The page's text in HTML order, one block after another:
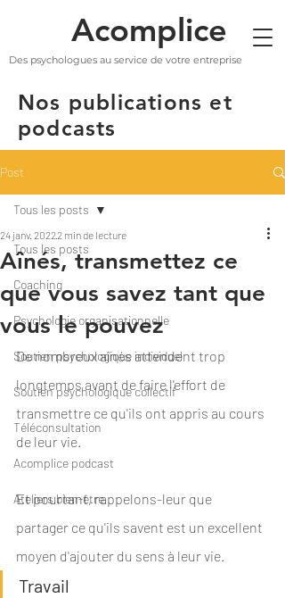
Acomplice
Des psychologues au service de votre entreprise
Nos publications et
podcasts
Post
Tous les posts
Coaching
Psychologie organisationnelle
Soutien psychologique individuel
Soutien psychologique collectif
Téléconsultation
Acomplice podcast
Ateliers bien-être
Tous les posts
Aînés, transmettez ce
que vous savez tant que
vous le pouvez
24 janv. 20222 min de lecture
De nombreux aînés attendent trop
longtemps avant de faire l'effort de
transmettre ce qu'ils ont appris au cours
de leur vie.
Et pourtant, rappelons-leur que
partager ce qu'ils savent est un excellent
moyen d'ajouter du sens à leur vie.
Travail